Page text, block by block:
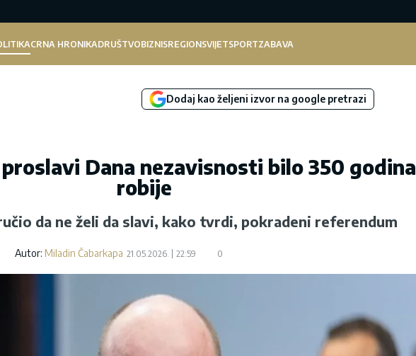
CRNA HRONIKADRUŠTVOBIZNISREGIONSVIJETSPORTZABAVA
Dodaj kao željeni izvor na google pretrazi
Dana nezavisnosti bilo 350 godina
robije
da ne želi da slavi, kako tvrdi, pokradeni referendum
Autor: Miladin Čabarkapa 21.05.2026. 22:59 0